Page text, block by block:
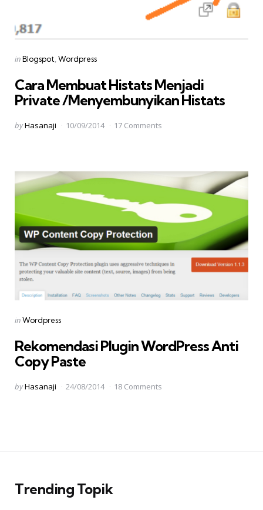
Categories
Posted
inBlogspot Wordpress
Cara Membuat Histats Menjadi
Private /Menyembunyikan Histats
Posted
byHasanaji 10/09/2014 17 Comments
Categories
Posted
inWordpress
Rekomendasi Plugin WordPress Anti
Copy Paste
Posted
byHasanaji 24/08/2014 18 Comments
Trending Topik